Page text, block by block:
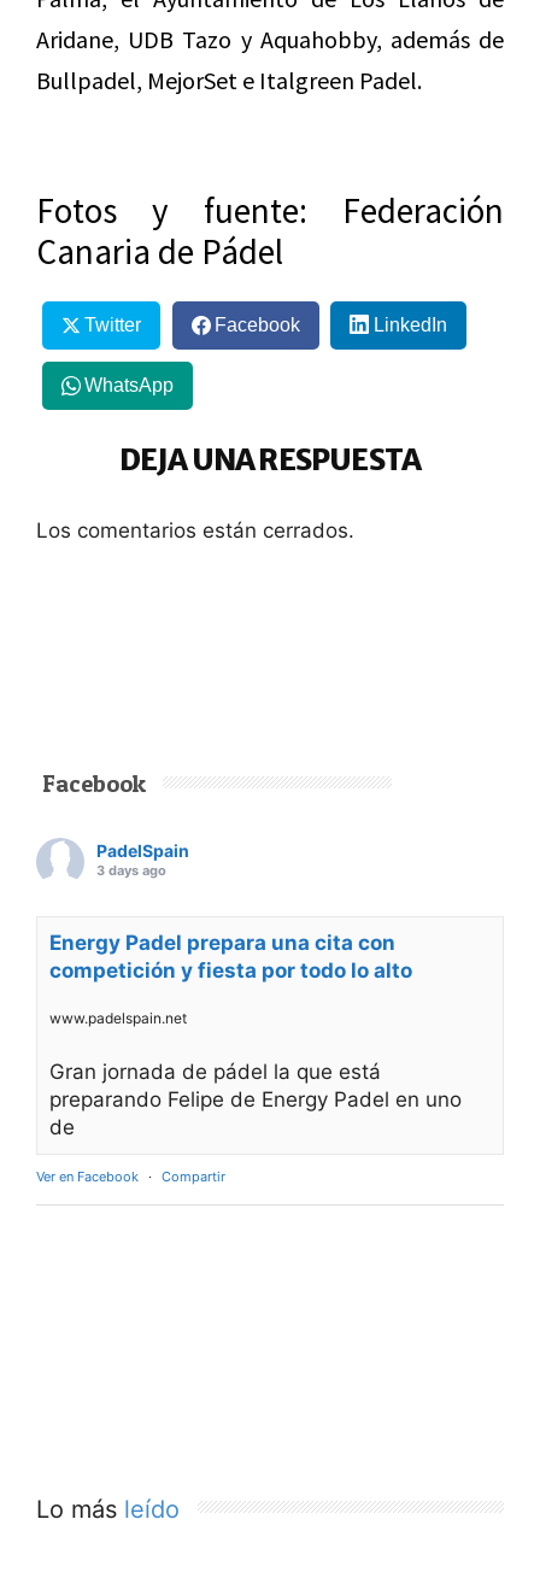
Aridane, UDB Tazo y Aquahobby, además de
Bullpadel, MejorSet e Italgreen Padel.
Fotos y fuente: Federación
Canaria de Pádel
Twitter Facebook LinkedIn
WhatsApp
DEJA UNA RESPUESTA
Los comentarios están cerrados.
Facebook
PadelSpain
3 days ago
Energy Padel prepara una cita con
competición y fiesta por todo lo alto
www.padelspain.net
Gran jornada de pádel la que está
preparando Felipe de Energy Padel en uno
de
Ver en Facebook · Compartir
Lo más leído